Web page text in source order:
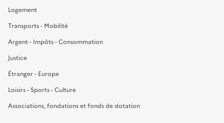
Logement
Transports - Mobilité
Argent - Impôts - Consommation
Justice
Étranger - Europe
Loisirs - Sports - Culture
Associations, fondations et fonds de dotation